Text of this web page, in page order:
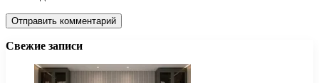
Свежие записи